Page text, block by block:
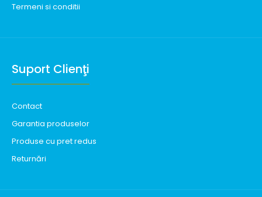
Termeni si conditii
Suport Clienţi
Contact
Garantia produselor
Produse cu pret redus
Returnări